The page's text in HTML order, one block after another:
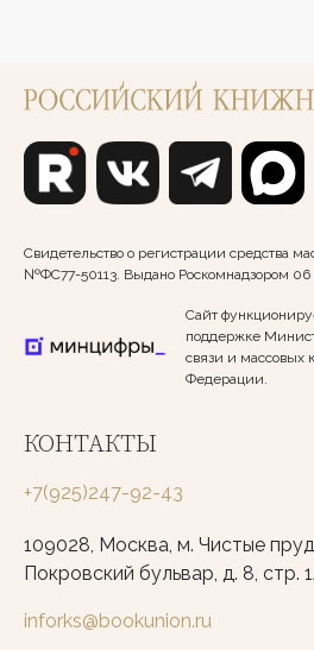
Свидетельство о регистрации средства
№ФС77-50113. Выдано Роскомнадзором 06
Сайт
поддержке
связи и массовых
Федерации.
КОНТАКТЫ
+7(925)247-92-43
109028, Москва, м. Чистые
Покровский бульвар, д. 8, стр.
inforks@bookunion.ru